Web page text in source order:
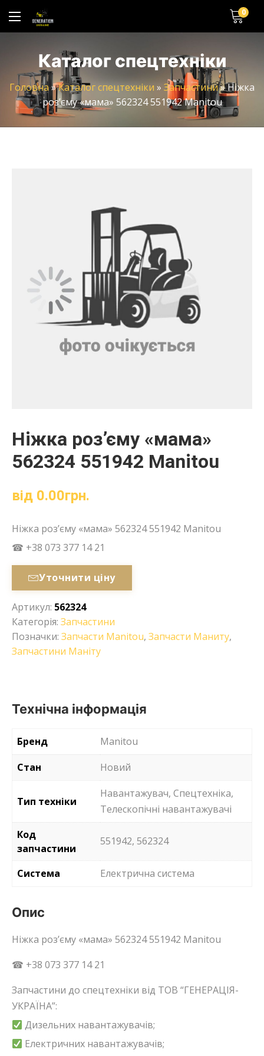
0
Каталог спецтехніки
Головна»Каталог спецтехніки » Запчастини»Ніжка
роз’єму «мама» 562324 551942 Manitou
Ніжка роз’єму «мама»
562324 551942 Manitou
від 0.00грн.
Ніжка роз’єму «мама» 562324 551942 Manitou
☎ +38 073 377 14 21
Уточнити ціну
Артикул: 562324
Категорія: Запчастини
Позначки: Запчасти Manitou, Запчасти Маниту,
Запчастини Маніту
Технічна інформація
Бренд
Manitou
Стан
Новий
Тип техніки
Навантажувач, Спецтехніка,
Телескопічні навантажувачі
Код
запчастини
551942, 562324
Система Електрична система
Опис
Ніжка роз’єму «мама» 562324 551942 Manitou
☎ +38 073 377 14 21
Запчастини до спецтехніки від ТОВ “ГЕНЕРАЦІЯ-
УКРАЇНА”:
Дизельних навантажувачів;
Електричних навантажувачів;